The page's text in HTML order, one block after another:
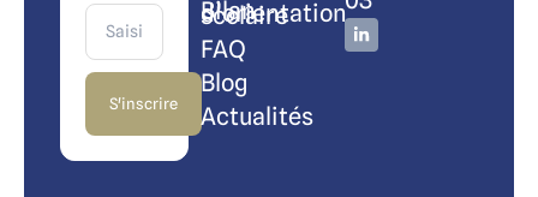
S'inscrire
Bilan d’orientation scolaire
FAQ
Blog
Actualités